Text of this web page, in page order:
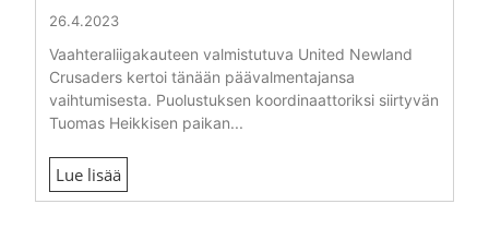
26.4.2023
Vaahteraliigakauteen valmistutuva United Newland
Crusaders kertoi tänään päävalmentajansa
vaihtumisesta. Puolustuksen koordinaattoriksi siirtyvän
Tuomas Heikkisen paikan...
Lue lisää